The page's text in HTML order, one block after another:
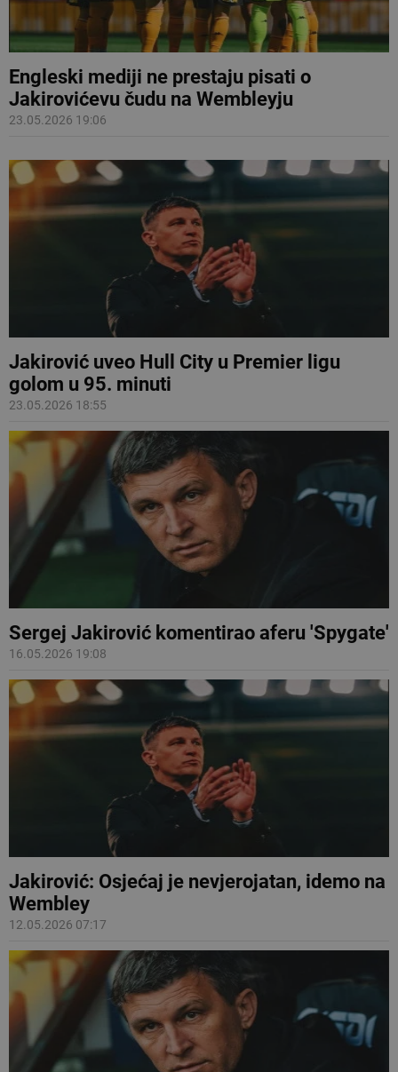
Engleski mediji ne prestaju pisati o
Jakirovićevu čudu na Wembleyju
23.05.2026 19:06
Jakirović uveo Hull City u Premier ligu
golom u 95. minuti
23.05.2026 18:55
Sergej Jakirović komentirao aferu 'Spygate'
16.05.2026 19:08
Jakirović: Osjećaj je nevjerojatan, idemo na
Wembley
12.05.2026 07:17